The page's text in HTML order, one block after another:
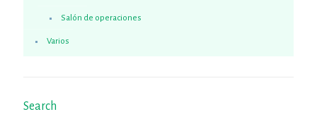
Salón de operaciones
Varios
Search